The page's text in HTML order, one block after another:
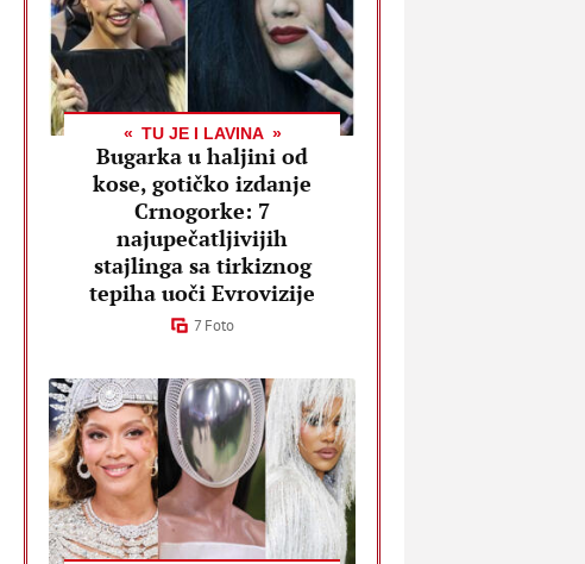
TU JE I LAVINA
Bugarka u haljini od
kose, gotičko izdanje
Crnogorke: 7
najupečatljivijih
stajlinga sa tirkiznog
tepiha uoči Evrovizije
7 Foto